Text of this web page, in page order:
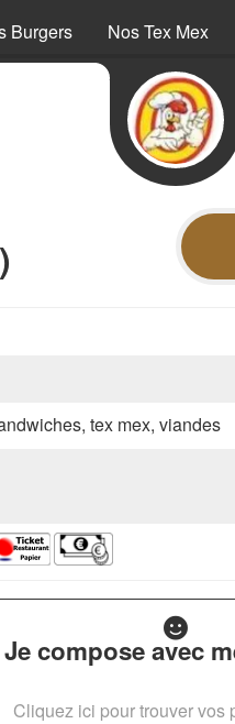
Burgers Nos Tex Mex
tex mex, viandes
Je compose avec
Cliquez ici pour trouver vos